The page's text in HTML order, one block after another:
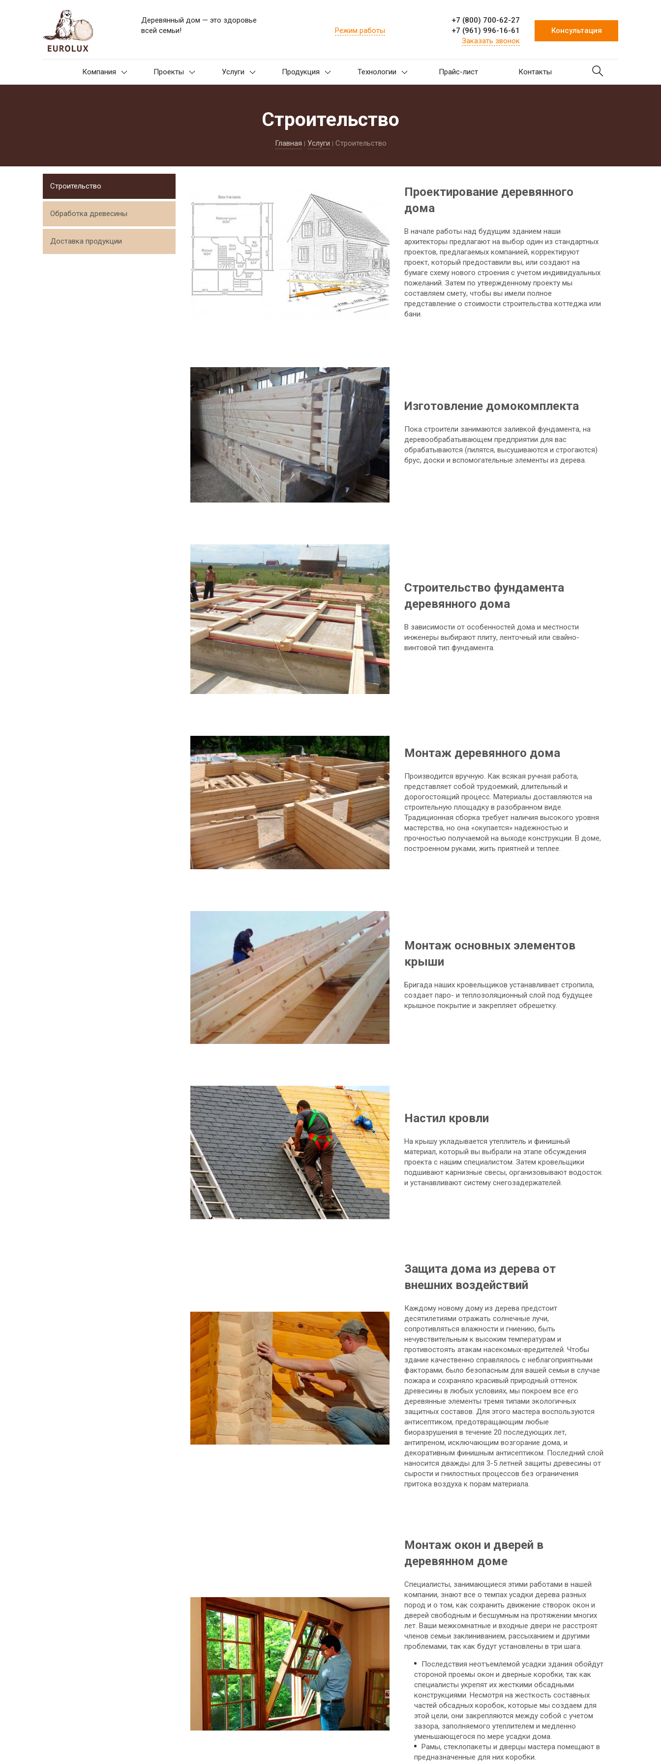
Деревянный дом — это здоровье
всей семьи!
Режим работы
+7 (800) 700-62-27
+7 (961) 996-16-61
Заказать звонок
Консультация
Компания Проекты Услуги Продукция Технологии Прайс-лист Контакты
Строительство
Главная Услуги Строительство
Проектирование деревянного
дома
В начале работы над будущим зданием наши
архитекторы предлагают на выбор один из стандартных
проектов, предлагаемых компанией, корректируют
проект, который предоставили вы, или создают на
бумаге схему нового строения с учетом индивидуальных
пожеланий. Затем по утвержденному проекту мы
составляем смету, чтобы вы имели полное
представление о стоимости строительства коттеджа или
бани.
Изготовление домокомплекта
Пока строители занимаются заливкой фундамента, на
деревообрабатывающем предприятии для вас
обрабатываются (пилятся, высушиваются и строгаются)
брус, доски и вспомогательные элементы из дерева.
Строительство фундамента
деревянного дома
В зависимости от особенностей дома и местности
инженеры выбирают плиту, ленточный или свайно-
винтовой тип фундамента.
Монтаж деревянного дома
Производится вручную. Как всякая ручная работа,
представляет собой трудоемкий, длительный и
дорогостоящий процесс. Материалы доставляются на
строительную площадку в разобранном виде.
Традиционная сборка требует наличия высокого уровня
мастерства, но она «окупается» надежностью и
прочностью получаемой на выходе конструкции. В доме,
построенном руками, жить приятней и теплее.
Монтаж основных элементов
крыши
Бригада наших кровельщиков устанавливает стропила,
создает паро- и теплозоляционный слой под будущее
крышное покрытие и закрепляет обрешетку.
Настил кровли
На крышу укладывается утеплитель и финишный
материал, который вы выбрали на этапе обсуждения
проекта с нашим специалистом. Затем кровельщики
подшивают карнизные свесы, организовывают водосток
и устанавливают систему снегозадержателей.
Защита дома из дерева от
внешних воздействий
Каждому новому дому из дерева предстоит
десятилетиями отражать солнечные лучи,
сопротивляться влажности и гниению, быть
нечувствительным к высоким температурам и
противостоять атакам насекомых-вредителей. Чтобы
здание качественно справлялось с неблагоприятными
факторами, было безопасным для вашей семьи в случае
пожара и сохраняло красивый природный оттенок
древесины в любых условиях, мы покроем все его
деревянные элементы тремя типами экологичных
защитных составов. Для этого мастера воспользуются
антисептиком, предотвращающим любые
биоразрушения в течение 20 последующих лет,
антипреном, исключающим возгорание дома, и
декоративным финишным антисептиком. Последний слой
наносится дважды для 3-5 летней защиты древесины от
сырости и гнилостных процессов без ограничения
притока воздуха к порам материала.
Монтаж окон и дверей в
деревянном доме
Специалисты, занимающиеся этими работами в нашей
компании, знают все о темпах усадки дерева разных
пород и о том, как сохранить движение створок окон и
дверей свободным и бесшумным на протяжении многих
лет. Ваши межкомнатные и входные двери не расстроят
членов семьи заклиниванием, рассыханием и другими
проблемами, так как будут установлены в три шага.
Последствия неотъемлемой усадки здания обойдут
стороной проемы окон и дверные коробки, так как
специалисты укрепят их жесткими обсадными
конструкциями. Несмотря на жесткость составных
частей обсадных коробок, которые мы создаем для
этой цели, они закрепляются между собой с учетом
зазора, заполняемого утеплителем и медленно
уменьшающегося по мере усадки дома.
Рамы, стеклопакеты и дверцы мастера помещают в
предназначенные для них коробки.
Строительство
Обработка древесины
Доставка продукции